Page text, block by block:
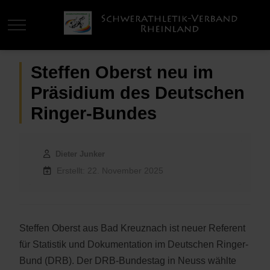
Mobile Menu Toggle
Steffen Oberst neu im
Präsidium des Deutschen
Ringer-Bundes
Dieter Junker
Erstellt: 22. November 2025
Steffen Oberst aus Bad Kreuznach ist neuer Referent
für Statistik und Dokumentation im Deutschen Ringer-
Bund (DRB). Der DRB-Bundestag in Neuss wählte